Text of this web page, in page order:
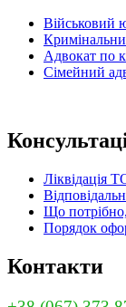
Військовий
Адвокат по
Сімейний
Ліквідація
Що
Порядок
Контакти